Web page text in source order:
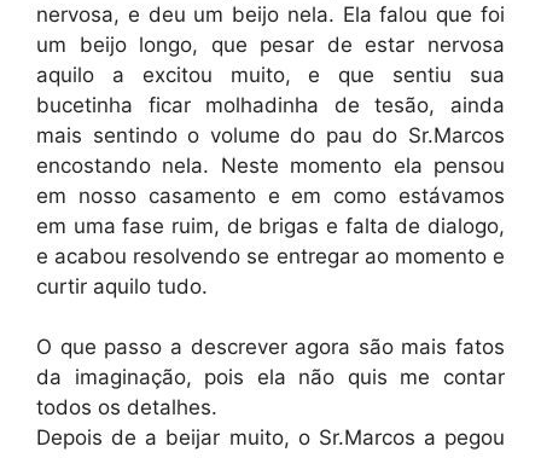
nervosa, e deu um beijo nela. Ela falou que foi
um beijo longo, que pesar de estar nervosa
aquilo a excitou muito, e que sentiu sua
bucetinha ficar molhadinha de tesão, ainda
mais sentindo o volume do pau do Sr.Marcos
encostando nela. Neste momento ela pensou
em nosso casamento e em como estávamos
em uma fase ruim, de brigas e falta de dialogo,
e acabou resolvendo se entregar ao momento e
curtir aquilo tudo.
O que passo a descrever agora são mais fatos
da imaginação, pois ela não quis me contar
todos os detalhes.
Depois de a beijar muito, o Sr.Marcos a pegou